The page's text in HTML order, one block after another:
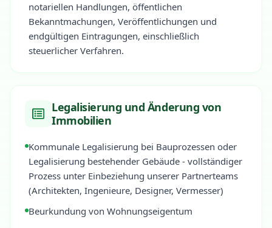
notariellen Handlungen, öffentlichen
Bekanntmachungen, Veröffentlichungen und
endgültigen Eintragungen, einschließlich
steuerlicher Verfahren.
Legalisierung und Änderung von
Immobilien
Kommunale Legalisierung bei Bauprozessen oder
Legalisierung bestehender Gebäude - vollständiger
Prozess unter Einbeziehung unserer Partnerteams
(Architekten, Ingenieure, Designer, Vermesser)
Beurkundung von Wohnungseigentum